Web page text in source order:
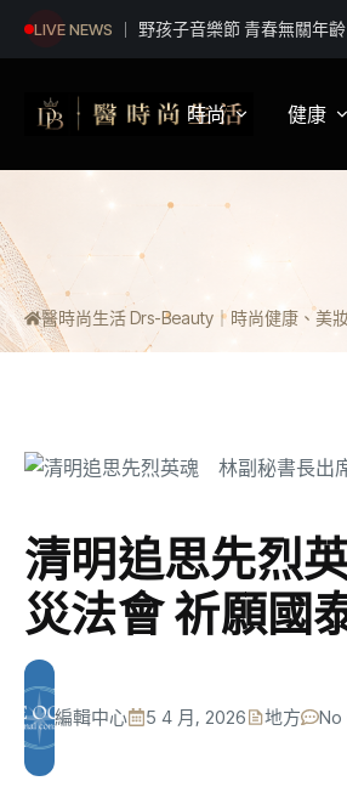
LIVE NEWS 野孩子音樂節 青春無關年
時尚
影視娛樂
潮流趨勢
健康
營養
醫時尚生活 Drs-Beauty｜時尚健康、美
清明追思先烈
災法會 祈願國
編輯中心 5 4 月, 2026 地方 No